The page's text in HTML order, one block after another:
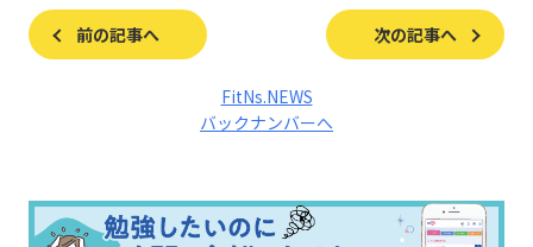
前の記事へ 次の記事へ
FitNs.NEWS
バックナンバーへ